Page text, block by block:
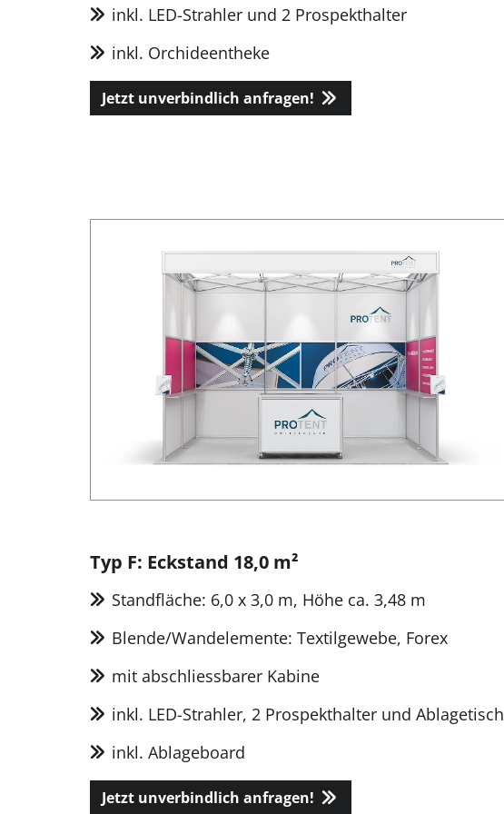
inkl. LED-Strahler und 2 Prospekthalter
inkl. Orchideentheke
Jetzt unverbindlich anfragen!
Typ F: Eckstand 18,0 m²
Standfläche: 6,0 x 3,0 m, Höhe ca. 3,48 m
Blende/Wandelemente: Textilgewebe, Forex
mit abschliessbarer Kabine
inkl. LED-Strahler, 2 Prospekthalter und Ablagetisch
inkl. Ablageboard
Jetzt unverbindlich anfragen!